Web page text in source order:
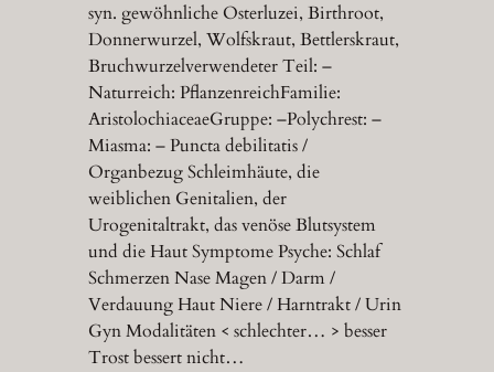
syn. gewöhnliche Osterluzei, Birthroot,
Donnerwurzel, Wolfskraut, Bettlerskraut,
Bruchwurzelverwendeter Teil: –
Naturreich: PflanzenreichFamilie:
AristolochiaceaeGruppe: –Polychrest: –
Miasma: – Puncta debilitatis /
Organbezug Schleimhäute, die
weiblichen Genitalien, der
Urogenitaltrakt, das venöse Blutsystem
und die Haut Symptome Psyche: Schlaf
Schmerzen Nase Magen / Darm /
Verdauung Haut Niere / Harntrakt / Urin
Gyn Modalitäten < schlechter… > besser
Trost bessert nicht…